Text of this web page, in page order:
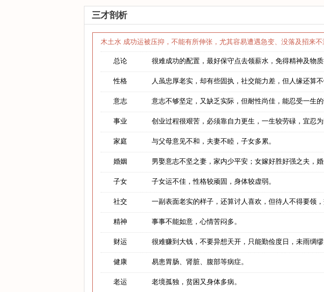
三才剖析
木土水 成功运被压抑，不能有所伸张，尤其容易遭遇急变、没落及招来
总论 很难成功的配置，最好保守点去领薪水，免得精神及物
性格 人虽忠厚老实，却有些固执，社交能力差，但人缘还算
意志 意志不够坚定，又缺乏实际，但耐性尚佳，能忍受一生的
事业 创业过程很艰苦，必须靠自力更生，一生较劳碌，宜忍为
家庭 与父母意见不和，夫妻不睦，子女多累。
婚姻 男娶意志不坚之妻，家内少平安；女嫁好胜好强之夫，婚
子女 子女运不佳，性格较顽固，身体较虚弱。
社交 一副表面老实的样子，还算讨人喜欢，但待人不得要领，
精神 事事不能如意，心情苦闷多。
财运 很难赚到大钱，不要异想天开，只能勤俭度日，未雨绸
健康 易患胃肠、肾脏、腹部等病症。
老运 老境孤独，贫困又身体多病。